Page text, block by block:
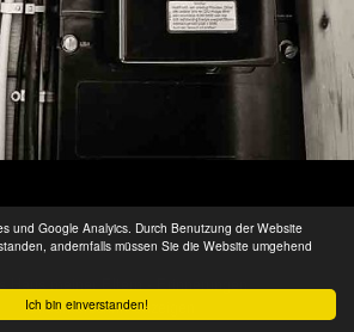
Ich bin einverstanden!
und Google Analyics. Durch Benutzung der Website
andernfalls müssen Sie die Website umgehend
Haus meiner Eltern - Erinnerungen/ 13 von
Bildunterschrift anzeigen